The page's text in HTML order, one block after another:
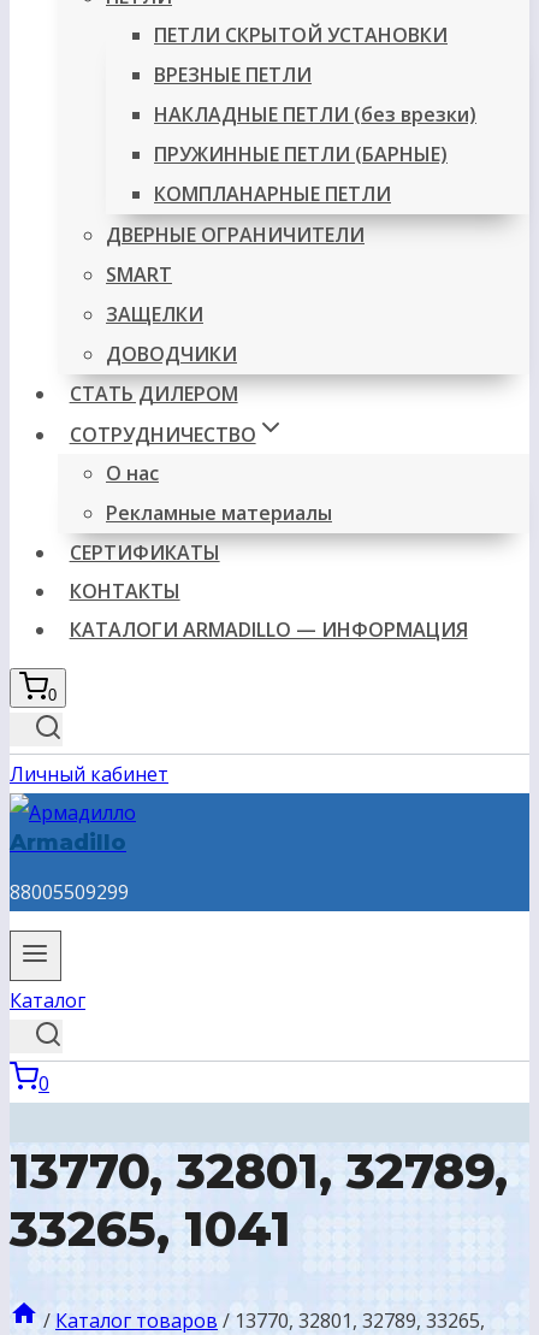
ПЕТЛИ СКРЫТОЙ УСТАНОВКИ
ВРЕЗНЫЕ ПЕТЛИ
НАКЛАДНЫЕ ПЕТЛИ (без врезки)
ПРУЖИННЫЕ ПЕТЛИ (БАРНЫЕ)
КОМПЛАНАРНЫЕ ПЕТЛИ
ДВЕРНЫЕ ОГРАНИЧИТЕЛИ
SMART
ЗАЩЕЛКИ
ДОВОДЧИКИ
СТАТЬ ДИЛЕРОМ
СОТРУДНИЧЕСТВО
О нас
Рекламные материалы
СЕРТИФИКАТЫ
КОНТАКТЫ
КАТАЛОГИ ARMADILLO — ИНФОРМАЦИЯ
0
Личный кабинет
Armadillo
88005509299
Каталог
0
13770, 32801, 32789,
33265, 1041
/ Каталог товаров / 13770, 32801, 32789, 33265,